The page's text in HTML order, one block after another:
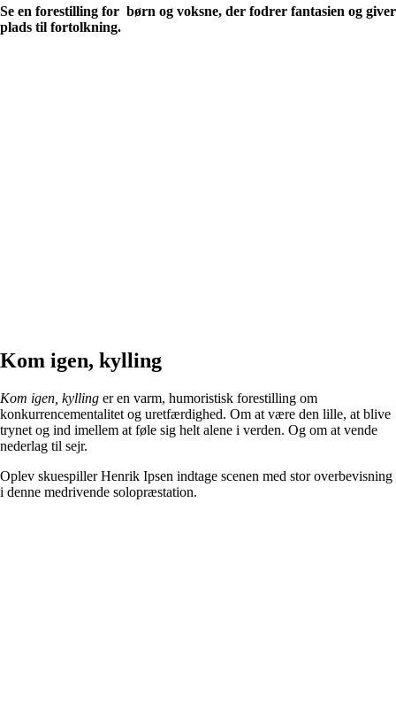
Se en forestilling for børn og voksne, der fodrer fantasien og giver
plads til fortolkning.
Kom igen, kylling
Kom igen, kylling er en varm, humoristisk forestilling om
konkurrencementalitet og uretfærdighed. Om at være den lille, at blive
trynet og ind imellem at føle sig helt alene i verden. Og om at vende
nederlag til sejr.
Oplev skuespiller Henrik Ipsen indtage scenen med stor overbevisning
i denne medrivende solopræstation.